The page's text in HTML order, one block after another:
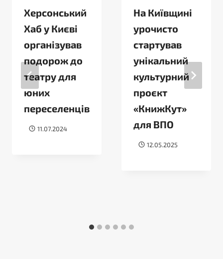
Херсонський
Хаб у Києві
організував
подорож до
театру для
юних
переселенців
11.07.2024
На Київщині
урочисто
стартував
унікальний
культурний
проєкт
«КнижКут»
для ВПО
12.05.2025